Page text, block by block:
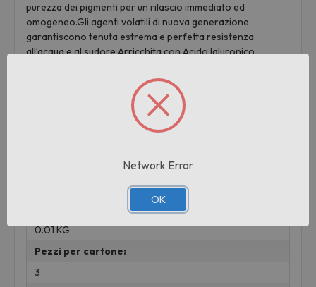
purezza dei pigmenti per un rilascio immediato ed
omogeneo.Gli agenti volatili di nuova generazione
garantiscono tenuta estrema e perfetta resistenza
all’acqua e al sudore.Arricchita con Acido Ialuronico.
Informazioni aggiuntive
0.01 KG
Pezzi per cartone:
3
Network Error
OK